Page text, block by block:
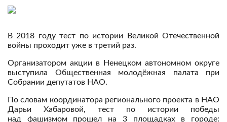
В 2018 году тест по истории Великой Отечественной
войны проходит уже в третий раз.
Организатором акции в Ненецком автономном округе
выступила Общественная молодёжная палата при
Собрании депутатов НАО.
По словам координатора регионального проекта в НАО
Дарьи Хабаровой, тест по истории победы
над фашизмом прошел на 3 площадках в городе: